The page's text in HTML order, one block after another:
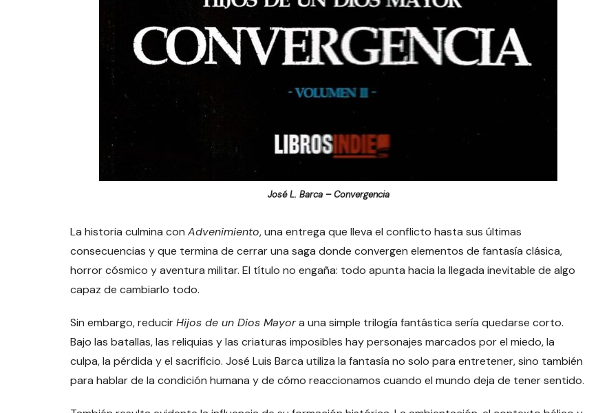
José L. Barca – Convergencia
La historia culmina con Advenimiento, una entrega que lleva el conflicto hasta sus últimas
consecuencias y que termina de cerrar una saga donde convergen elementos de fantasía clásica,
horror cósmico y aventura militar. El título no engaña: todo apunta hacia la llegada inevitable de algo
capaz de cambiarlo todo.
Sin embargo, reducirHijos de un Dios Mayora una simple trilogía fantástica sería quedarse corto.
Bajo las batallas, las reliquias y las criaturas imposibles hay personajes marcados por el miedo, la
culpa, la pérdida y el sacrificio. José Luis Barca utiliza la fantasía no solo para entretener, sino también
para hablar de la condición humana y de cómo reaccionamos cuando el mundo deja de tener sentido.